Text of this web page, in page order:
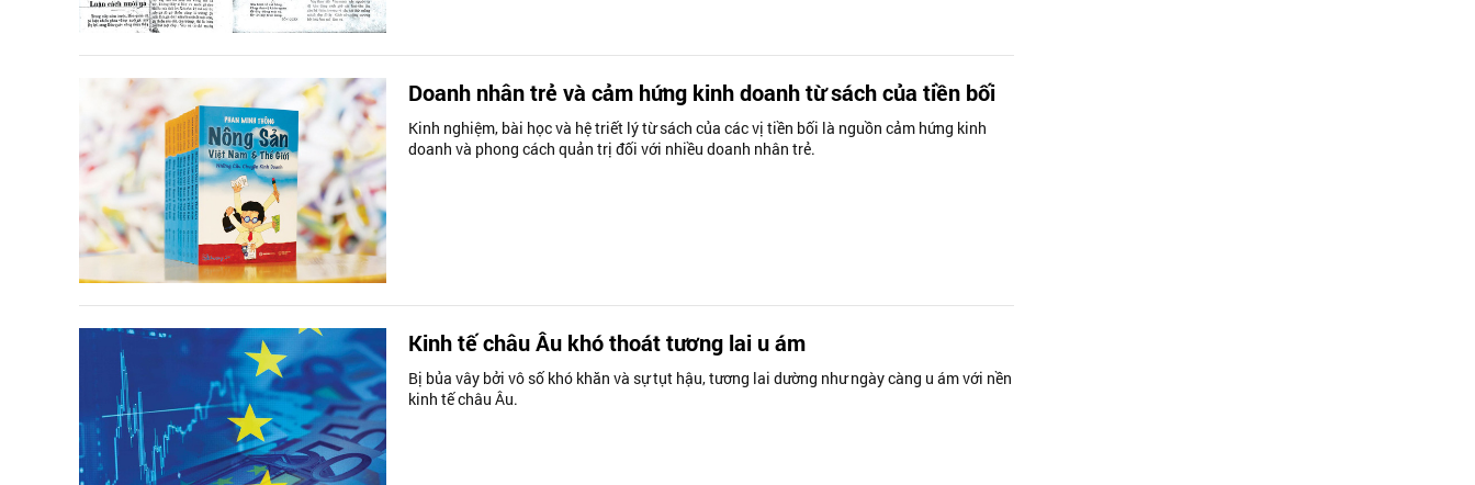
Doanh nhân trẻ và cảm hứng kinh doanh từ sách của tiền bối
Kinh nghiệm, bài học và hệ triết lý từ sách của các vị tiền bối là nguồn cảm hứng kinh
doanh và phong cách quản trị đối với nhiều doanh nhân trẻ.
Kinh tế châu Âu khó thoát tương lai u ám
Bị bủa vây bởi vô số khó khăn và sự tụt hậu, tương lai dường như ngày càng u ám với nền
kinh tế châu Âu.